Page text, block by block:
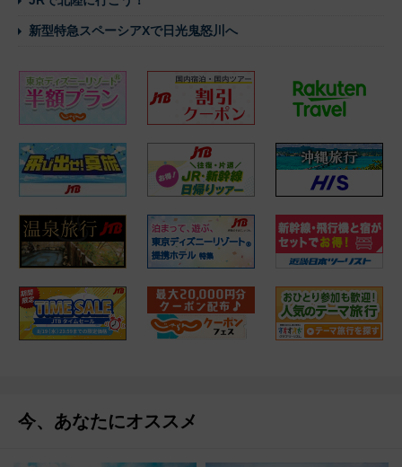
新型特急スペーシアXで日光鬼怒川へ
今、あなたにオススメ